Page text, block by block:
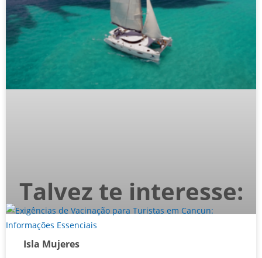
Isla Mujeres
Talvez te interesse: